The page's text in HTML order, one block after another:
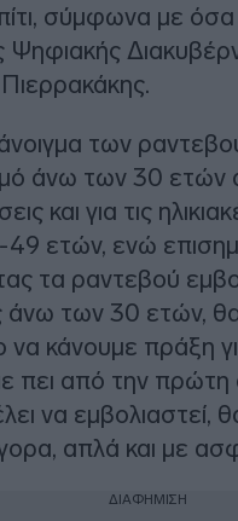
σύμφωνα με
Ψηφιακής
των
άνω των 30 ετών
και για τις
ετών, ενώ
τα ραντεβού
άνω των 30 ετών,
να κάνουμε πράξη
πει από την πρώτη
να εμβολιαστεί,
απλά και με
ΔΙΑΦΗΜΙΣΗ